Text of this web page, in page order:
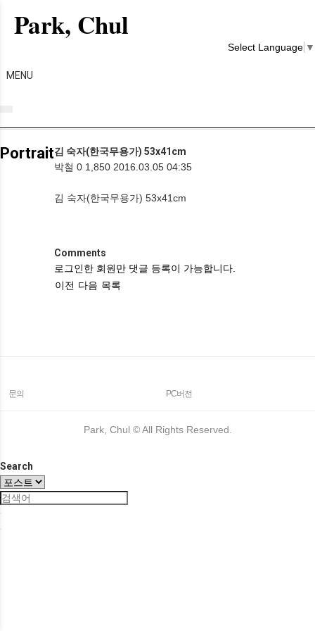
Park, Chul
Select Language ▼
MENU
Portrait김 숙자(한국무용가) 53x41cm
박철 0 1,850 2016.03.05 04:35
김 숙자(한국무용가) 53x41cm
Comments
로그인한 회원만 댓글 등록이 가능합니다.
이전 다음 목록
문의 PC버전
Park, Chul ©All Rights Reserved.
Search